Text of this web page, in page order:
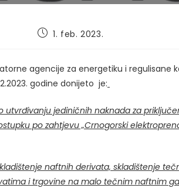
Post1. feb. 2023.
agencije za energetiku i regulisane
godine donijeto je:
utvrđivanju jediničnih naknada za
po zahtjevu „Crnogorski
naftnih derivata, skladištenje
i trgovine na malo tečnim naftnim